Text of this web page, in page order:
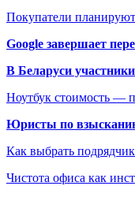
Покупатели
Google завершает
В Беларуси
Ноутбук стоимость —
Юристы по взысканию
Как выбрать
Чистота офиса как